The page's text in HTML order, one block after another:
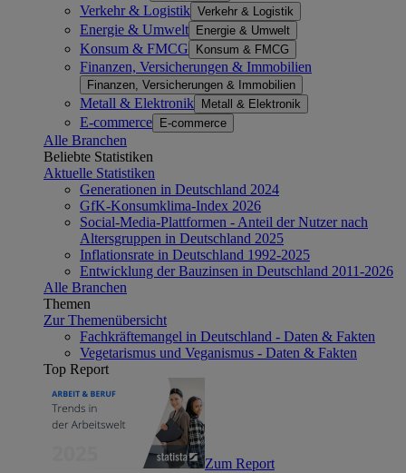
Verkehr & Logistik Verkehr & Logistik
Energie & Umwelt Energie & Umwelt
Konsum & FMCG Konsum & FMCG
Finanzen, Versicherungen & Immobilien
Finanzen, Versicherungen & Immobilien
Metall & Elektronik Metall & Elektronik
E-commerce E-commerce
Alle Branchen
Beliebte Statistiken
Aktuelle Statistiken
Generationen in Deutschland 2024
GfK-Konsumklima-Index 2026
Social-Media-Plattformen - Anteil der Nutzer nach
Altersgruppen in Deutschland 2025
Inflationsrate in Deutschland 1992-2025
Entwicklung der Bauzinsen in Deutschland 2011-2026
Alle Branchen
Themen
Zur Themenübersicht
Fachkräftemangel in Deutschland - Daten & Fakten
Vegetarismus und Veganismus - Daten & Fakten
Top Report
Zum Report